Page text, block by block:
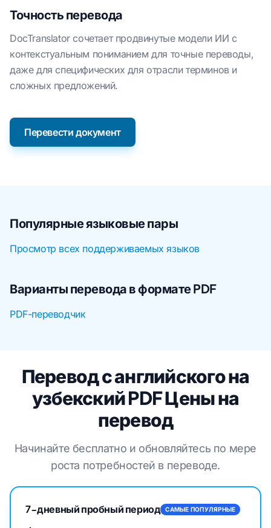
Точность перевода
DocTranslator сочетает продвинутые модели ИИ с
контекстуальным пониманием для точные переводы,
даже для специфических для отрасли терминов и
сложных предложений.
Перевести документ
Популярные языковые пары
Просмотр всех поддерживаемых языков
Варианты перевода в формате PDF
PDF-переводчик
Перевод с английского на
узбекский PDF Цены на
перевод
Начинайте бесплатно и обновляйтесь по мере
роста потребностей в переводе.
7-дневный пробный период САМЫЕ ПОПУЛЯРНЫЕ